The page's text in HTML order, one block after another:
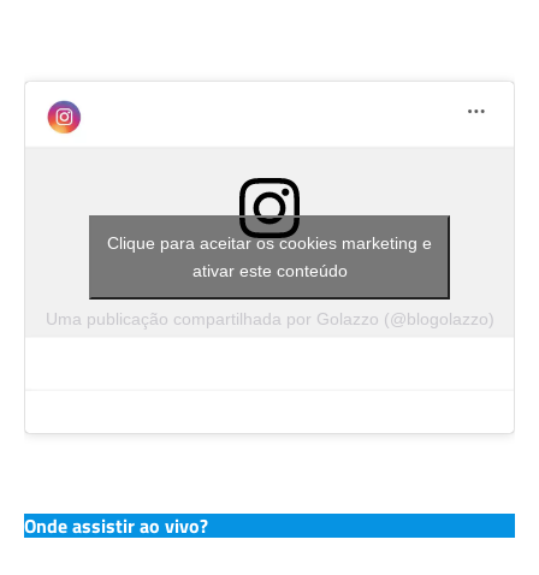
Uma publicação compartilhada por Golazzo (@blogolazzo)
Clique para aceitar os cookies marketing e
ativar este conteúdo
Onde assistir ao vivo?